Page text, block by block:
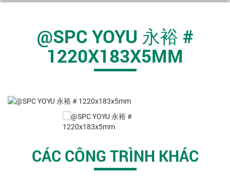
@SPC YOYU 永裕 #
1220X183X5MM
CÁC CÔNG TRÌNH KHÁC